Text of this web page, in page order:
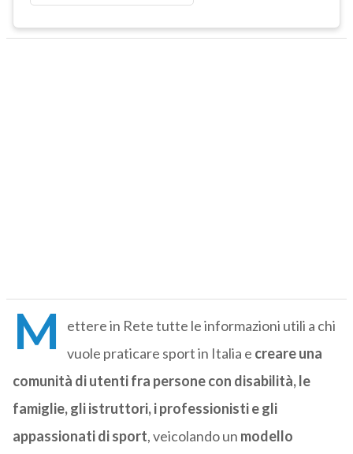
M
ettere in Rete tutte le informazioni utili a chi
vuole praticare sport in Italia e creare una
comunità di utenti fra persone con disabilità, le
famiglie, gli istruttori, i professionisti e gli
appassionati di sport, veicolando un modello